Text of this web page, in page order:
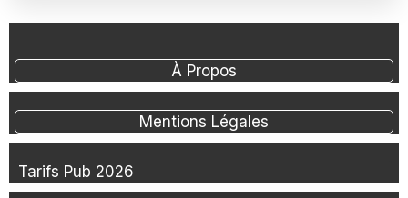
À Propos
Mentions Légales
Tarifs Pub 2026